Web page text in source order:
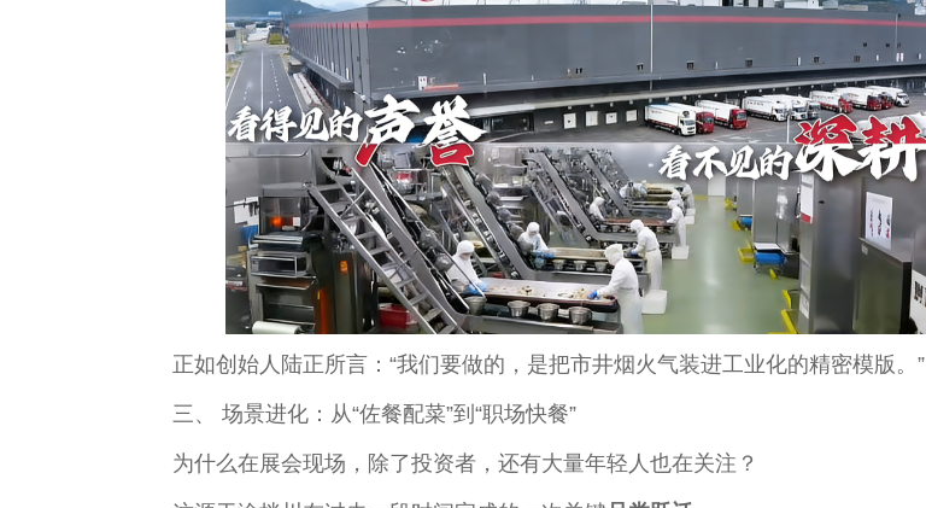
正如创始人陆正所言：“我们要做的，是把市井烟火气装进工业化的精密模版。”
三、 场景进化：从“佐餐配菜”到“职场快餐”
为什么在展会现场，除了投资者，还有大量年轻人也在关注？